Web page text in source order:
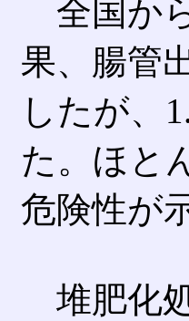
全国か
果、腸管
したが、
た。ほと
危険性が
堆肥化